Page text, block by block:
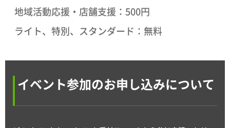
地域活動応援・店舗支援：500円
ライト、特別、スタンダード：無料
イベント参加のお申し込みについて